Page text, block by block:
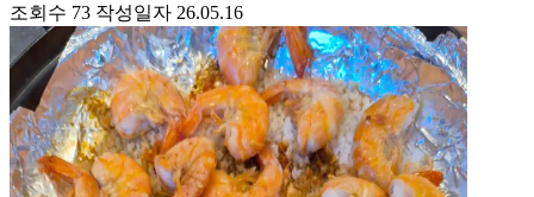
조회수 73 작성일자 26.05.16